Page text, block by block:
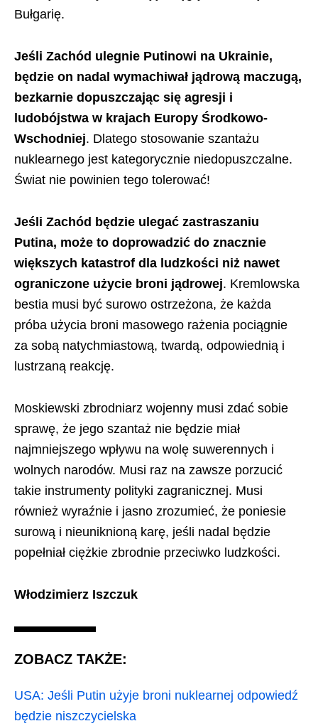
Bułgarię.
Jeśli Zachód ulegnie Putinowi na Ukrainie,
będzie on nadal wymachiwał jądrową maczugą,
bezkarnie dopuszczając się agresji i
ludobójstwa w krajach Europy Środkowo-
Wschodniej. Dlatego stosowanie szantażu
nuklearnego jest kategorycznie niedopuszczalne.
Świat nie powinien tego tolerować!
Jeśli Zachód będzie ulegać zastraszaniu
Putina, może to doprowadzić do znacznie
większych katastrof dla ludzkości niż nawet
ograniczone użycie broni jądrowej. Kremlowska
bestia musi być surowo ostrzeżona, że każda
próba użycia broni masowego rażenia pociągnie
za sobą natychmiastową, twardą, odpowiednią i
lustrzaną reakcję.
Moskiewski zbrodniarz wojenny musi zdać sobie
sprawę, że jego szantaż nie będzie miał
najmniejszego wpływu na wolę suwerennych i
wolnych narodów. Musi raz na zawsze porzucić
takie instrumenty polityki zagranicznej. Musi
również wyraźnie i jasno zrozumieć, że poniesie
surową i nieuniknioną karę, jeśli nadal będzie
popełniał ciężkie zbrodnie przeciwko ludzkości.
Włodzimierz Iszczuk
ZOBACZ TAKŻE:
USA: Jeśli Putin użyje broni nuklearnej odpowiedź
będzie niszczycielska